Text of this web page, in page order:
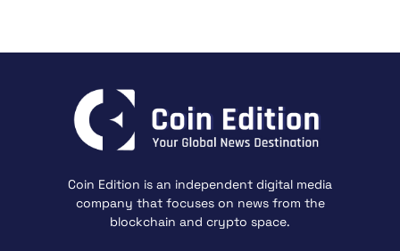
Coin Edition is an independent digital media
company that focuses on news from the
blockchain and crypto space.